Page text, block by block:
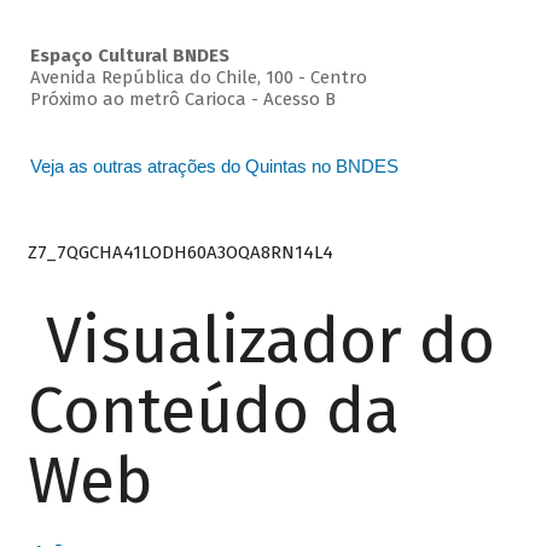
Espaço Cultural BNDES
Avenida República do Chile, 100 - Centro
Próximo ao metrô Carioca - Acesso B
Veja as outras atrações do Quintas no BNDES
Z7_7QGCHA41LODH60A3OQA8RN14L4
Visualizador do
Conteúdo da
Web